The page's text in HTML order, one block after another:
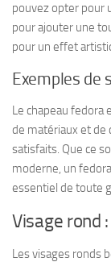
pouvez opter pour
pour ajouter une
pour un effet
Exemples de
Le chapeau fedora
de matériaux et de
satisfaits. Que ce
moderne, un
essentiel de toute
Visage rond
Les visages ronds